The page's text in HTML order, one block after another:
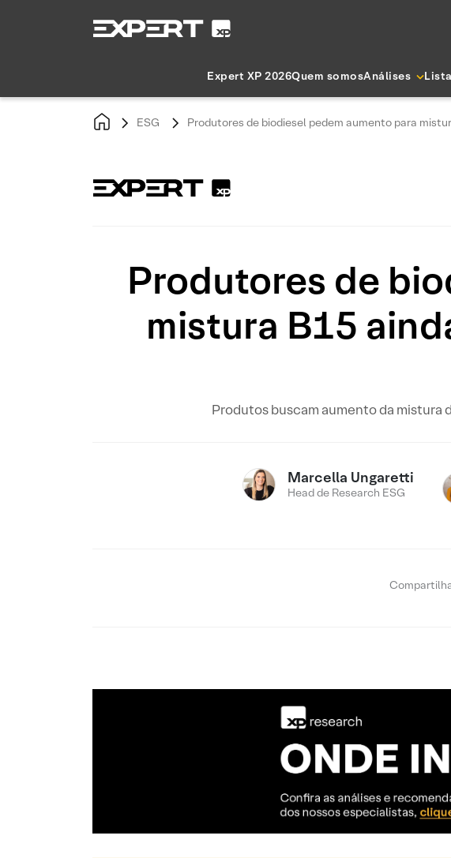
Expert XP 2026Quem somosAnálises
ESG Produtores de biodiesel pedem aumento para
Produtores de
mistura B15
Produtos buscam aumento da mistura
Marcella Ungaretti
Head de Research ESG